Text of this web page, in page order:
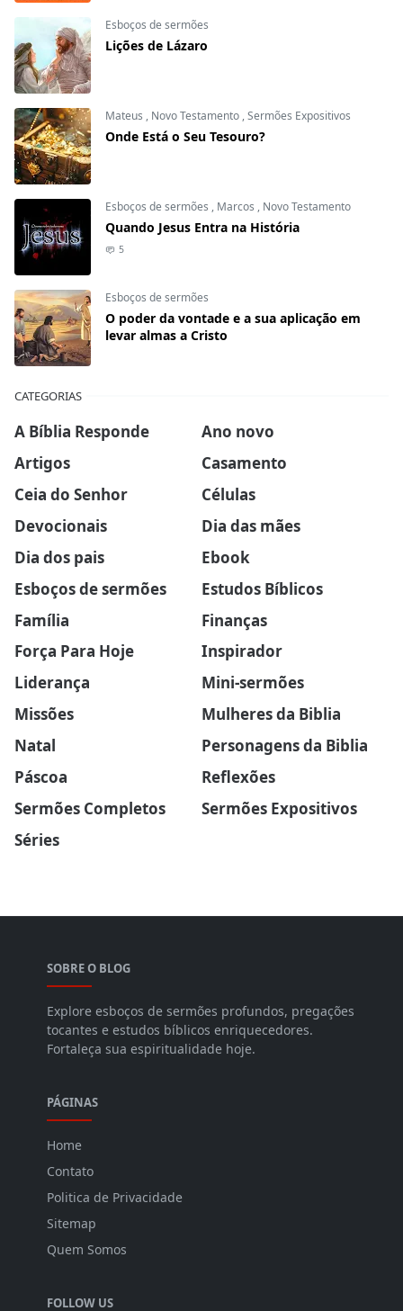
Esboços de sermões
Lições de Lázaro
Mateus , Novo Testamento,Sermões Expositivos
Onde Está o Seu Tesouro?
Esboços de sermões , Marcos , Novo Testamento
Quando Jesus Entra na História
5
Esboços de sermões
O poder da vontade e a sua aplicação em
levar almas a Cristo
CATEGORIAS
A Bíblia Responde
Ano novo
Artigos
Casamento
Ceia do Senhor
Células
Devocionais
Dia das mães
Dia dos pais
Ebook
Esboços de sermões
Estudos Bíblicos
Família
Finanças
Força Para Hoje
Inspirador
Liderança
Mini-sermões
Missões
Mulheres da Biblia
Natal
Personagens da Biblia
Páscoa
Reflexões
Sermões Completos
Sermões Expositivos
Séries
SOBRE O BLOG
Explore esboços de sermões profundos, pregações
tocantes e estudos bíblicos enriquecedores.
Fortaleça sua espiritualidade hoje.
PÁGINAS
Home
Contato
Politica de Privacidade
Sitemap
Quem Somos
FOLLOW US